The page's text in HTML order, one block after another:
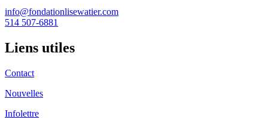
info@fondationlisewatier.com
514 507-6881
Liens utiles
Contact
Nouvelles
Infolettre